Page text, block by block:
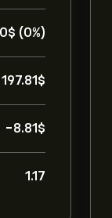
0‎$‎ (0%)
197.81‎$‎
-8.81‎$‎
1.17